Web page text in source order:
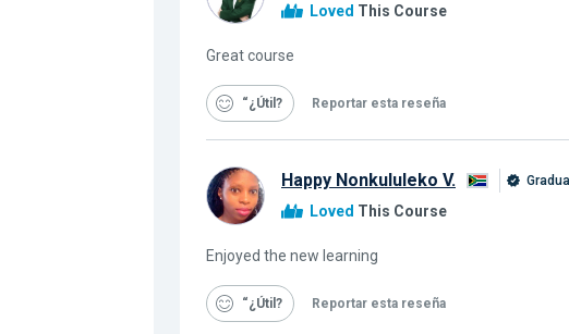
Loved This Course
Great course
“¿Útil Reportar esta reseña
Happy Nonkululeko V.
Loved This Course
Enjoyed the new learning
“¿Útil Reportar esta reseña